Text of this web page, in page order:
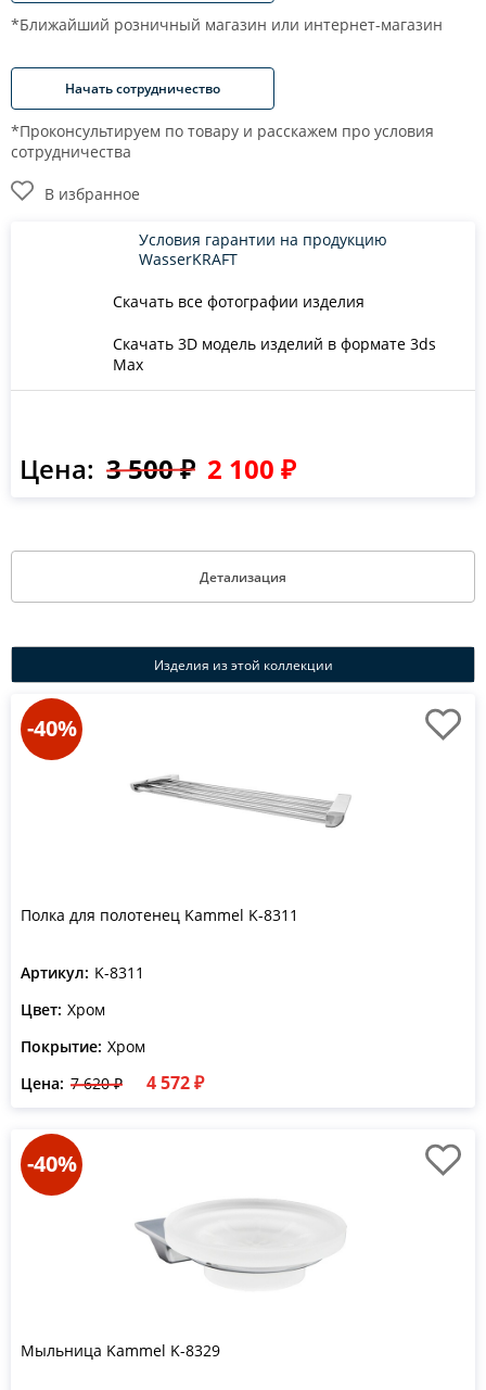
*Ближайший розничный магазин или интернет-магазин
Начать сотрудничество
*Проконсультируем по товару и расскажем про условия
сотрудничества
В избранное
Скачать все фотографии изделия
Скачать 3D модель изделий в формате 3ds
Max
Условия гарантии на продукцию
WasserKRAFT
Цена: 3 500 ₽ 2 100 ₽
Детализация
Изделия из этой коллекции
-40%
Полка для полотенец Kammel K-8311
Артикул: K-8311
Цвет: Хром
Покрытие: Хром
Цена: 7 620 ₽ 4 572 ₽
-40%
Мыльница Kammel K-8329